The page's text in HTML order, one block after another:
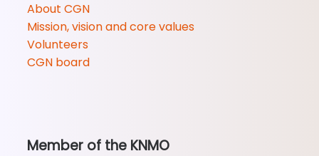
About CGN
Mission, vision and core values
Volunteers
CGN board
Member of the KNMO